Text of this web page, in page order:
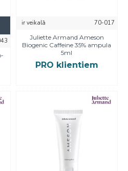
ir veikalā
70-017
Juliette Armand Ameson
Biogenic Caffeine 35% ampula
5ml
PRO klientiem